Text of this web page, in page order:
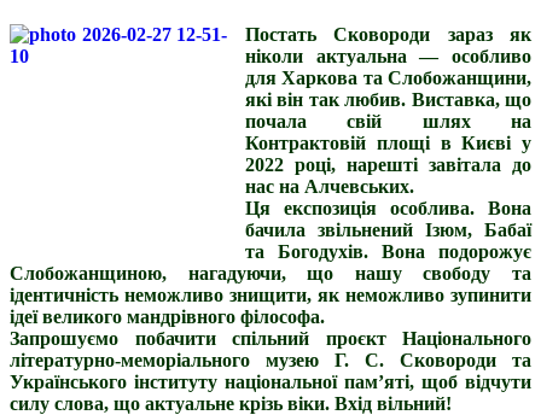
Постать Сковороди зараз як
ніколи актуальна — особливо
для Харкова та Слобожанщини,
які він так любив. Виставка, що
почала свій шлях на
Контрактовій площі в Києві у
2022 році, нарешті завітала до
нас на Алчевських.
Ця експозиція особлива. Вона
бачила звільнений Ізюм, Бабаї
та Богодухів. Вона подорожує
Слобожанщиною, нагадуючи, що нашу свободу та
ідентичність неможливо знищити, як неможливо зупинити
ідеї великого мандрівного філософа.
Запрошуємо побачити спільний проєкт Національного
літературно-меморіального музею Г. С. Сковороди та
Українського інституту національної пам’яті, щоб відчути
силу слова, що актуальне крізь віки. Вхід вільний!